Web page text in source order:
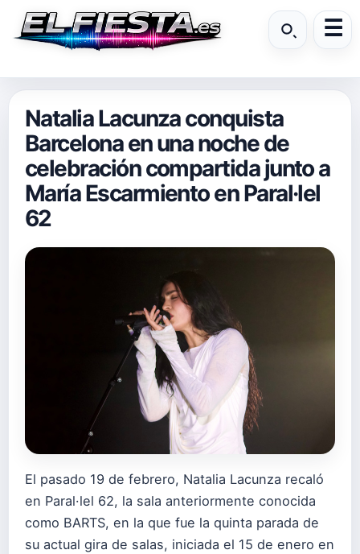
Natalia Lacunza conquista
Barcelona en una noche de
celebración compartida junto a
María Escarmiento en Paral·lel
62
El pasado 19 de febrero, Natalia Lacunza recaló
en Paral·lel 62, la sala anteriormente conocida
como BARTS, en la que fue la quinta parada de
su actual gira de salas, iniciada el 15 de enero en